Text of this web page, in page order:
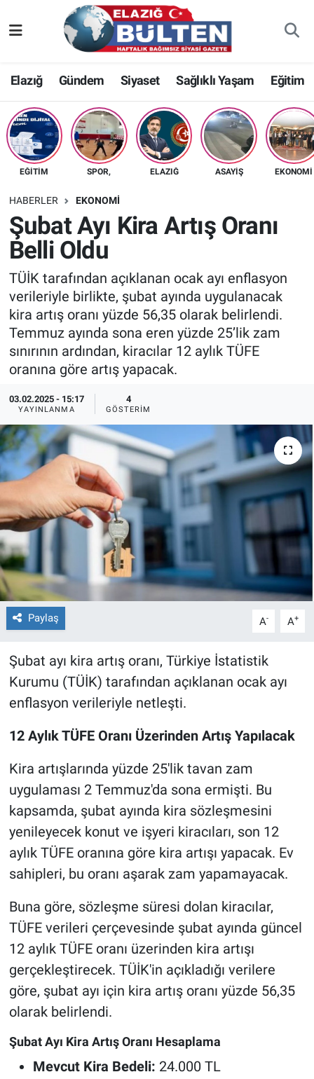
Elazığ Gündem Siyaset Sağlıklı Yaşam Eğitim
EĞITIM SPOR, ELAZIĞ ASAYIŞ EKONOMI
HABERLER EKONOMI
Şubat Ayı Kira Artış Oranı
Belli Oldu
TÜİK tarafından açıklanan ocak ayı enflasyon
verileriyle birlikte, şubat ayında uygulanacak
kira artış oranı yüzde 56,35 olarak belirlendi.
Temmuz ayında sona eren yüzde 25’lik zam
sınırının ardından, kiracılar 12 aylık TÜFE
oranına göre artış yapacak.
03.02.2025 - 15:17
YAYINLANMA
4
GÖSTERIM
Paylaş A- A+
Şubat ayı kira artış oranı, Türkiye İstatistik
Kurumu (TÜİK) tarafından açıklanan ocak ayı
enflasyon verileriyle netleşti.
12 Aylık TÜFE Oranı Üzerinden Artış Yapılacak
Kira artışlarında yüzde 25'lik tavan zam
uygulaması 2 Temmuz'da sona ermişti. Bu
kapsamda, şubat ayında kira sözleşmesini
yenileyecek konut ve işyeri kiracıları, son 12
aylık TÜFE oranına göre kira artışı yapacak. Ev
sahipleri, bu oranı aşarak zam yapamayacak.
Buna göre, sözleşme süresi dolan kiracılar,
TÜFE verileri çerçevesinde şubat ayında güncel
12 aylık TÜFE oranı üzerinden kira artışı
gerçekleştirecek. TÜİK'in açıkladığı verilere
göre, şubat ayı için kira artış oranı yüzde 56,35
olarak belirlendi.
Şubat Ayı Kira Artış Oranı Hesaplama
Mevcut Kira Bedeli: 24.000 TL
Asayiş
Bilim-Teknoloji
Eğitim
Ekonomi
Elazığ
Gündem
Sağlık
Sağlıklı Yaşam
Siyaset
Spor
Yaşam
Nöbetçi Eczaneler
Hava Durumu
Namaz Vakitleri
Trafik Durumu
Süper Lig Puan Durumu ve Fikstür
Tüm Manşetler
Haber Arşivi